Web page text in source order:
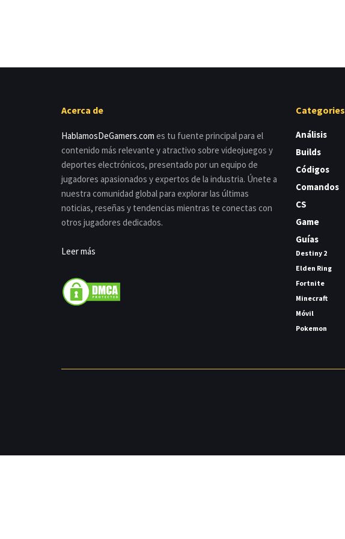
Acerca de
HablamosDeGamers.com es tu fuente principal para el
contenido más relevante y atractivo sobre videojuegos y
deportes electrónicos, presentado por un equipo de
jugadores apasionados y expertos de la industria. Únete a
nuestra comunidad global para explorar las últimas
noticias, reseñas y tendencias mientras te conectas con
otros jugadores dedicados.
Leer más
Categories
Análisis
Builds
Códigos
Comandos
CS
Game
Guías
Destiny 2
Elden Ring
Fortnite
Minecraft
Móvil
Pokemon